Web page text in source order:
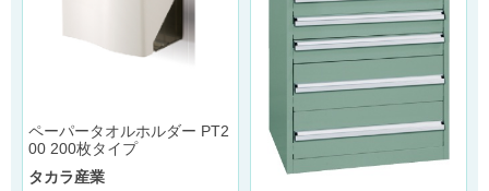
ペーパータオルホルダー PT2
00 200枚タイプ
タカラ産業